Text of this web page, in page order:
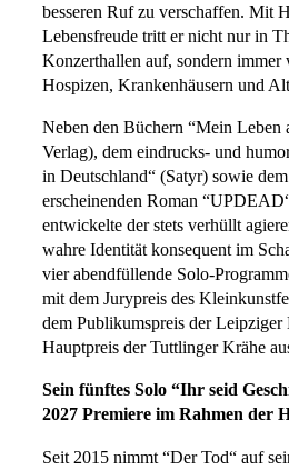
besseren Ruf zu verschaffen. Mit
Lebensfreude tritt er nicht nur in
Konzerthallen auf, sondern immer
Hospizen, Krankenhäusern und
Neben den Büchern “Mein Leben
Verlag), dem eindrucks- und
in Deutschland“ (Satyr) sowie
erscheinenden Roman
entwickelte der stets verhüllt
wahre Identität konsequent im
vier abendfüllende Solo-
mit dem Jurypreis des
dem Publikumspreis der Leipziger
Hauptpreis der Tuttlinger Krähe
Sein fünftes Solo “Ihr seid
2027 Premiere im Rahmen der
Seit 2015 nimmt “Der Tod“ auf